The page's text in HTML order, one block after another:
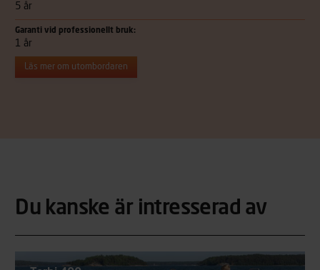
5 år
Garanti vid professionellt bruk:
1 år
Läs mer om utombordaren
Du kanske är intresserad av